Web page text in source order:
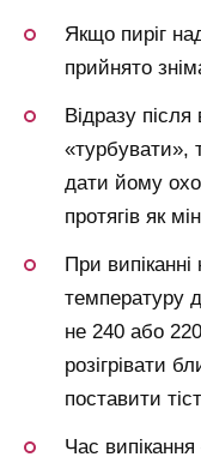
Якщо пиріг
прийнято
Відразу
«турбувати»,
дати йому
протягів як
При
температуру
не 240 або
розігрівати
поставити
Час